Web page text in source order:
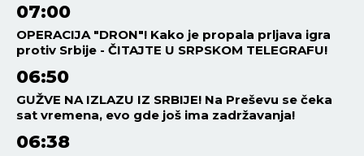
07:00
OPERACIJA "DRON"! Kako je propala prljava igra
protiv Srbije - ČITAJTE U SRPSKOM TELEGRAFU!
06:50
GUŽVE NA IZLAZU IZ SRBIJE! Na Preševu se čeka
sat vremena, evo gde još ima zadržavanja!
06:38